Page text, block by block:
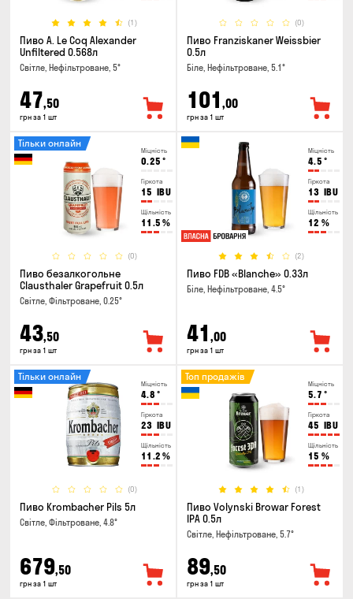
(1)
Пиво A. Le Coq Alexander
Unfiltered 0.568л
Світле, Нефільтроване, 5°
47,50
грн за 1 шт
(0)
Пиво Franziskaner Weissbier
0.5л
Біле, Нефільтроване, 5.1°
101 ,00
грн за 1 шт
Міцність
0.25 °
Гіркота
15 IBU
Щільність
11.5 %
(0)
Тільки онлайн
Пиво безалкогольне
Clausthaler Grapefruit 0.5л
Світле, Фільтроване, 0.25°
43,50
грн за 1 шт
Міцність
4.5 °
Гіркота
13 IBU
Щільність
12 %
(2)
Пиво FDB «Blanche» 0.33л
Біле, Нефільтроване, 4.5°
41 ,00
грн за 1 шт
Міцність
4.8 °
Гіркота
23 IBU
Щільність
11.2 %
(0)
Тільки онлайн
Пиво Krombacher Pils 5л
Світле, Фільтроване, 4.8°
679,50
грн за 1 шт
Міцність
5.7 °
Гіркота
45 IBU
Щільність
15 %
(1)
Топ продажів
Пиво Volynski Browar Forest
IPA 0.5л
Світле, Нефільтроване, 5.7°
89,50
грн за 1 шт